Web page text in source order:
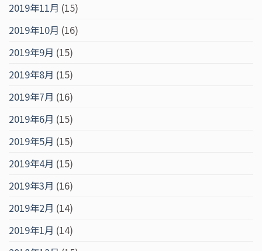
2019年11月 (15)
2019年10月 (16)
2019年9月 (15)
2019年8月 (15)
2019年7月 (16)
2019年6月 (15)
2019年5月 (15)
2019年4月 (15)
2019年3月 (16)
2019年2月 (14)
2019年1月 (14)